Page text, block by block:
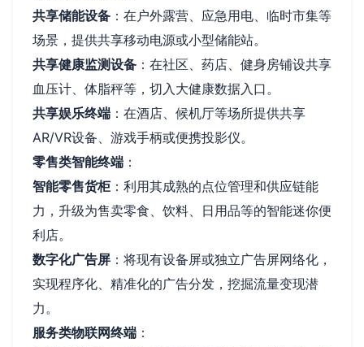
共享储能设备 ：在户外露营、应急用电、临时市集等
场景，提供共享移动电源或小型储能站。
共享健康监测设备 ：在社区、药店、健身房铺设共享
血压计、体脂秤等，切入大健康数据入口。
共享娱乐终端 ：在酒店、候机厅等场所提供共享
AR/VR设备、游戏手柄或便携投影仪。
零售类智能终端 ：
智能零售货柜：利用其成熟的点位管理和供应链能
力，升级为售卖零食、饮料、日用品等的智能迷你便
利店。
数字化广告屏 ：将现有设备屏或独立广告屏网络化，
实现程序化、精准化的广告分发，挖掘流量变现潜
力。
服务类物联网终端 ：